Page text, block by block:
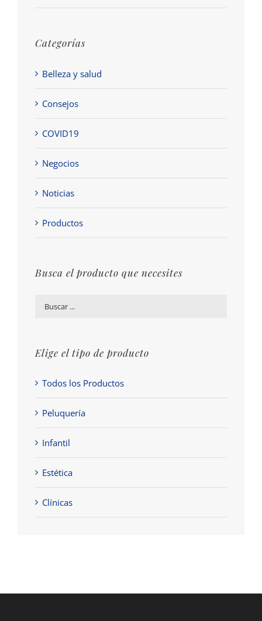
Categorías
Belleza y salud
Consejos
COVID19
Negocios
Noticias
Productos
Busca el producto que necesites
Elige el tipo de producto
Todos los Productos
Peluquería
Infantil
Estética
Clínicas